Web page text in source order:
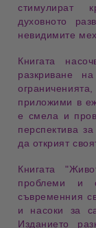
стимулират
духовното
невидимите
Книгата
разкриване
приложими в
е смела и
перспектива
да открият
Книгата
проблеми и
съвременния
и насоки за
Изданието